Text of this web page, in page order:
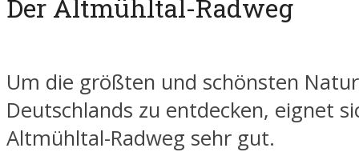
Der Altmühltal-Radweg
Um die größten und schönsten
Deutschlands zu entdecken, eignet
Altmühltal-Radweg sehr gut.